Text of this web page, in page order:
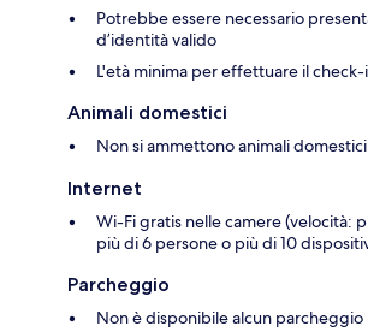
Potrebbe essere necessario
d’identità valido
L'età minima per effettuare il check-
Animali domestici
Non si ammettono animali domestici
Internet
Wi-Fi gratis nelle camere (velocità:
più di 6 persone o più di 10
Parcheggio
Non è disponibile alcun parcheggio